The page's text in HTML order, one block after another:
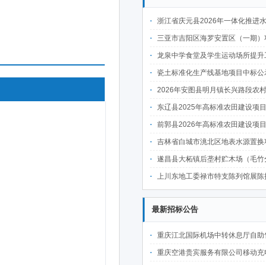
浙江省庆元县2026年一体化推进水土保持工程建设项目(Ⅱ标段
三亚市吉阳区海罗安置区（一期）项目前期物业管理服务
龙泉中学食堂及学生运动场所提升工程中
瓷土标准化生产线基地项目中标公
2026年安图县明月镇长兴路段农村公路建设项目
东辽县2025年高标准农田建设项目(第二批)(新建3万亩、改造提升6万亩 )施肥
前郭县2026年高标准农田建设项目七标段中
吉林省白城市洮北区地表水源置换项目可行性研究报告、勘察设计
遂昌县大柘镇后垄村贮木场（毛竹分解点）中
上川东地工委禄市特支陈列馆展陈提升项目施工标段
最新招标公告
重庆江北国际机场中转休息厅自助售卖机点位公开招
重庆空港贵宾服务有限公司移动充电宝点位资源公开